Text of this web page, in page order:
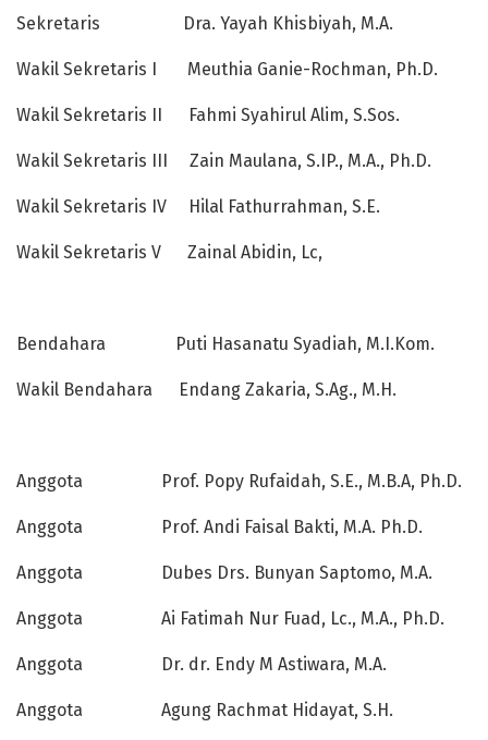
Sekretaris Dra. Yayah Khisbiyah, M.A.
Wakil Sekretaris I Meuthia Ganie-Rochman, Ph.D.
Wakil Sekretaris II Fahmi Syahirul Alim, S.Sos.
Wakil Sekretaris III Zain Maulana, S.IP., M.A., Ph.D.
Wakil Sekretaris IV Hilal Fathurrahman, S.E.
Wakil Sekretaris V Zainal Abidin, Lc,
Bendahara Puti Hasanatu Syadiah, M.I.Kom.
Wakil Bendahara Endang Zakaria, S.Ag., M.H.
Anggota Prof. Popy Rufaidah, S.E., M.B.A, Ph.D.
Anggota Prof. Andi Faisal Bakti, M.A. Ph.D.
Anggota Dubes Drs. Bunyan Saptomo, M.A.
Anggota Ai Fatimah Nur Fuad, Lc., M.A., Ph.D.
Anggota Dr. dr. Endy M Astiwara, M.A.
Anggota Agung Rachmat Hidayat, S.H.